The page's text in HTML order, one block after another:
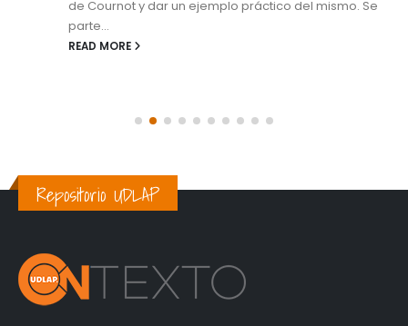
de Cournot y dar un ejemplo práctico del mismo. Se
parte...
READ MORE
Repositorio UDLAP